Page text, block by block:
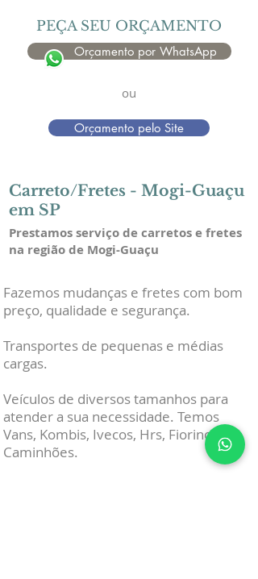
PEÇA SEU ORÇAMENTO
Orçamento por WhatsApp
ou
Orçamento pelo Site
Fazemos mudanças e fretes com bom
preço, qualidade e segurança.
Transportes de pequenas e médias
cargas.
Veículos de diversos tamanhos para
atender a sua necessidade. Temos
Vans, Kombis, Ivecos, Hrs, Fiorinos e
Caminhões.
Prestamos serviço de carretos e fretes
na região de Mogi-Guaçu
Carreto/Fretes - Mogi-Guaçu
em SP